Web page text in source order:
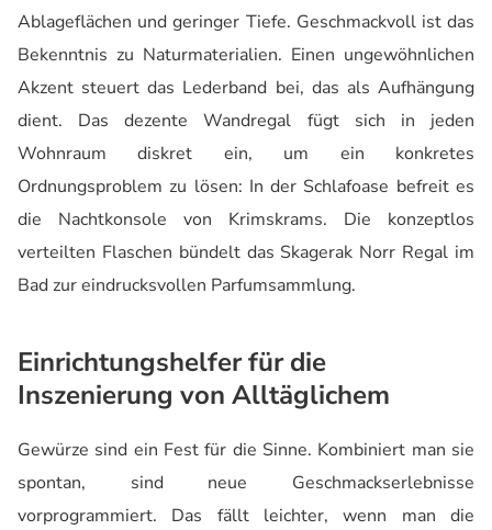
Ablageflächen und geringer Tiefe. Geschmackvoll ist das
Bekenntnis zu Naturmaterialien. Einen ungewöhnlichen
Akzent steuert das Lederband bei, das als Aufhängung
dient. Das dezente Wandregal fügt sich in jeden
Wohnraum diskret ein, um ein konkretes
Ordnungsproblem zu lösen: In der Schlafoase befreit es
die Nachtkonsole von Krimskrams. Die konzeptlos
verteilten Flaschen bündelt das Skagerak Norr Regal im
Bad zur eindrucksvollen Parfumsammlung.
Einrichtungshelfer für die
Inszenierung von Alltäglichem
Gewürze sind ein Fest für die Sinne. Kombiniert man sie
spontan, sind neue Geschmackserlebnisse
vorprogrammiert. Das fällt leichter, wenn man die